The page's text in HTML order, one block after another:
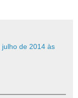
julho de 2014 às